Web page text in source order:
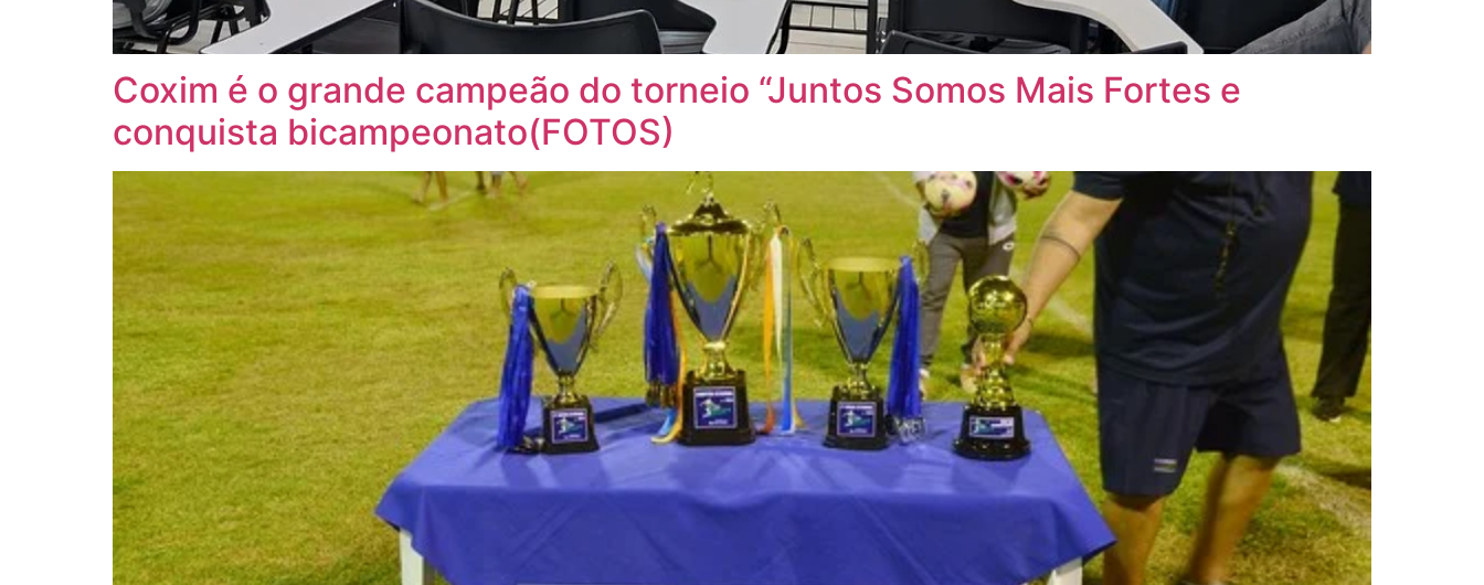
Coxim é o grande campeão do torneio “Juntos Somos Mais Fortes e
conquista bicampeonato(FOTOS)